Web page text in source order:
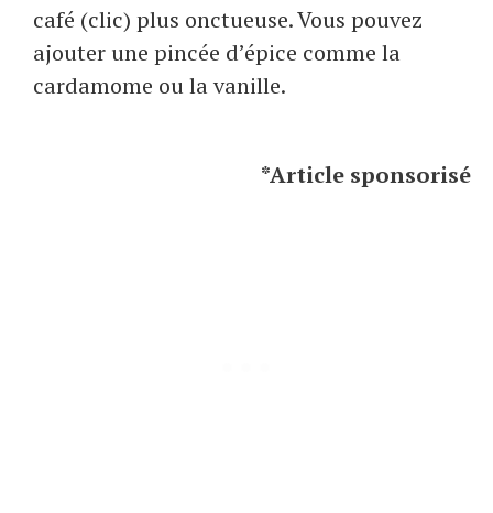
café (clic) plus onctueuse. Vous pouvez
ajouter une pincée d’épice comme la
cardamome ou la vanille.
*Article sponsorisé